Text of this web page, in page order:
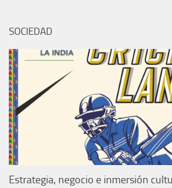
SOCIEDAD
Estrategia, negocio e inmersión